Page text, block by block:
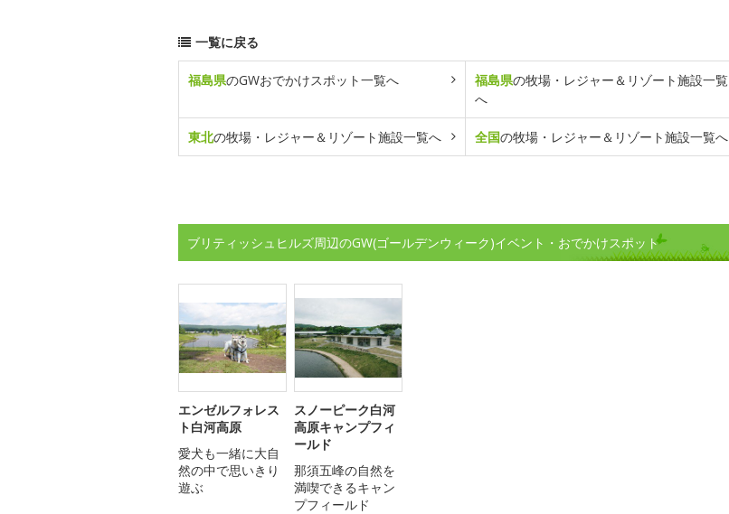
一覧に戻る
福島県のGWおでかけスポット一覧へ 福島県の牧場・レジャー＆リゾート施設一覧
へ
東北の牧場・レジャー＆リゾート施設一覧へ 全国の牧場・レジャー＆リゾート施設一覧へ
ブリティッシュヒルズ周辺のGW(ゴールデンウィーク)イベント・おでかけスポット
エンゼルフォレス
ト白河高原
愛犬も一緒に大自
然の中で思いきり
遊ぶ
スノーピーク白河
高原キャンプフィ
ールド
那須五峰の自然を
満喫できるキャン
プフィールド